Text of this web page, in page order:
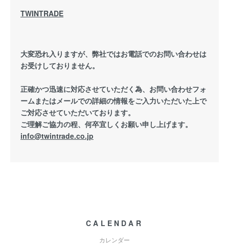
TWINTRADE
大変恐れ入りますが、弊社ではお電話でのお問い合わせは
お受けしておりません。
正確かつ迅速に対応させていただく為、お問い合わせフォ
ームまたはメールでの詳細の情報をご入力いただいた上で
ご対応させていただいております。
ご理解ご協力の程、何卒宜しくお願い申し上げます。
info@twintrade.co.jp
CALENDAR
カレンダー